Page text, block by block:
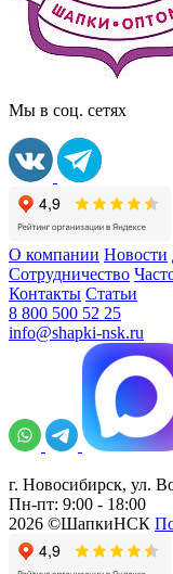
Мы в соц. сетях
О компании Новости
Сотрудничество
Контакты Статьи
8 800 500 52 25
info@shapki-nsk.ru
г. Новосибирск, ул.
Пн-пт: 9:00 - 18:00
2026 ©ШапкиНСК